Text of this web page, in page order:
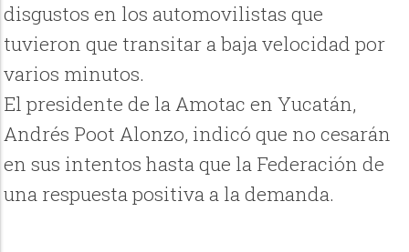
disgustos en los automovilistas que
tuvieron que transitar a baja velocidad por
varios minutos.
El presidente de la Amotac en Yucatán,
Andrés Poot Alonzo, indicó que no cesarán
en sus intentos hasta que la Federación de
una respuesta positiva a la demanda.